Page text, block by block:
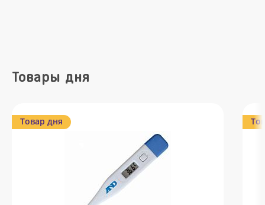
Товары дня
Товар дня